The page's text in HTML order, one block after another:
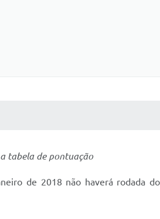
tabela de pontuação
de 2018 não haverá rodada